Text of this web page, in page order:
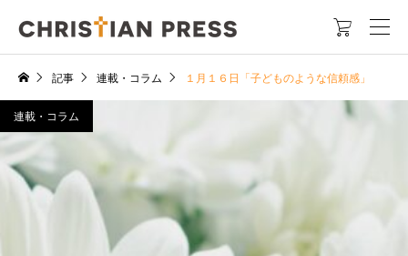

記事 連載・コラム １月１６日「子どものような信頼感」
連載・コラム